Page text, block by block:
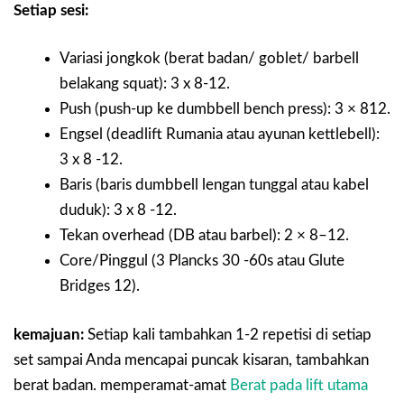
Setiap sesi:
Variasi jongkok (berat badan/ goblet/ barbell
belakang squat): 3 x 8-12.
Push (push-up ke dumbbell bench press): 3 × 812.
Engsel (deadlift Rumania atau ayunan kettlebell):
3 x 8 -12.
Baris (baris dumbbell lengan tunggal atau kabel
duduk): 3 x 8 -12.
Tekan overhead (DB atau barbel): 2 × 8–12.
Core/Pinggul (3 Plancks 30 -60s atau Glute
Bridges 12).
kemajuan: Setiap kali tambahkan 1-2 repetisi di setiap
set sampai Anda mencapai puncak kisaran, tambahkan
berat badan. memperamat-amat Berat pada lift utama